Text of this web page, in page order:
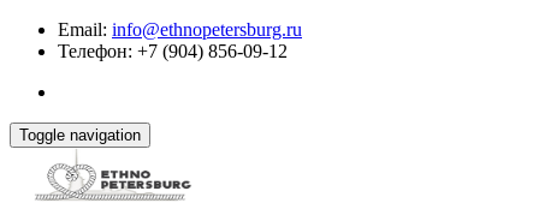
Email: info@ethnopetersburg.ru
Телефон: +7 (904) 856-09-12
Toggle navigation